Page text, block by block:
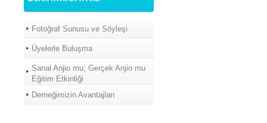
Fotoğraf Sunusu ve Söyleşi
Üyelerle Buluşma
Sanal Anjio mu; Gerçek Anjio mu
Eğitim Etkinliği
Derneğimizin Avantajları